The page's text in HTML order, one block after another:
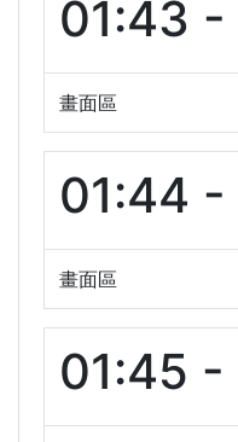
01:43 -
畫面區
01:44 -
畫面區
01:45 -